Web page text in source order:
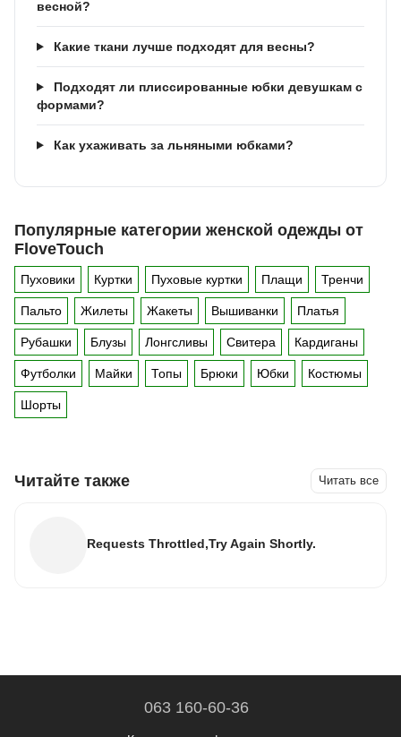
весной?
Какие ткани лучше подходят для весны?
Подходят ли плиссированные юбки девушкам с
формами?
Как ухаживать за льняными юбками?
Популярные категории женской одежды от
FloveTouch
Пуховики Куртки Пуховые куртки Плащи Тренчи
Пальто Жилеты Жакеты Вышиванки Платья
Рубашки Блузы Лонгсливы Свитера Кардиганы
Футболки Майки Топы Брюки Юбки Костюмы
Шорты
Читайте также Читать все
Requests Throttled,Try Again Shortly.
063 160-60-36